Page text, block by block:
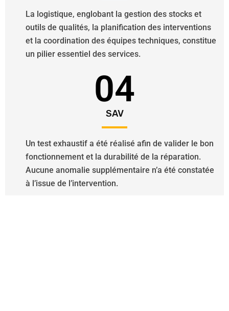
La logistique, englobant la gestion des stocks et
outils de qualités, la planification des interventions
et la coordination des équipes techniques, constitue
un pilier essentiel des services.
04
SAV
Un test exhaustif a été réalisé afin de valider le bon
fonctionnement et la durabilité de la réparation.
Aucune anomalie supplémentaire n’a été constatée
à l’issue de l’intervention.